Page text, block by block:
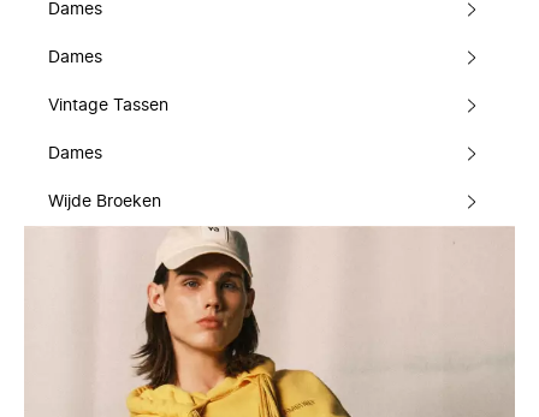
Dames
Dames
Vintage Tassen
Dames
Wijde Broeken